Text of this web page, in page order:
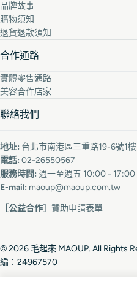
品牌故事
購物須知
退貨退款須知
合作通路
實體零售通路
美容合作店家
聯絡我們
地址: 台北市南港區三重路19-6號1樓
電話: 02-26550567
服務時間: 週一至週五 10:00 - 17:00
E-mail: maoup@maoup.com.tw
［公益合作］ 贊助申請表單
© 2026 毛起來 MAOUP. All Rights
編：24967570